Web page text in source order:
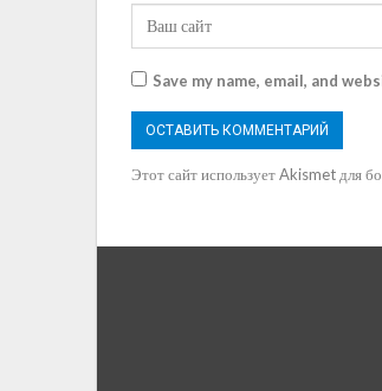
Save my name, email, and
Этот сайт использует Akismet для